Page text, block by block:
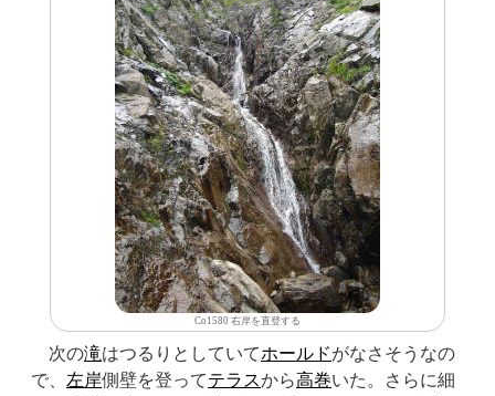
Co1580 右岸を直登する
次の滝はつるりとしていてホールドがなさそうなの
で、 左岸側壁を登ってテラスから高巻いた。さらに細